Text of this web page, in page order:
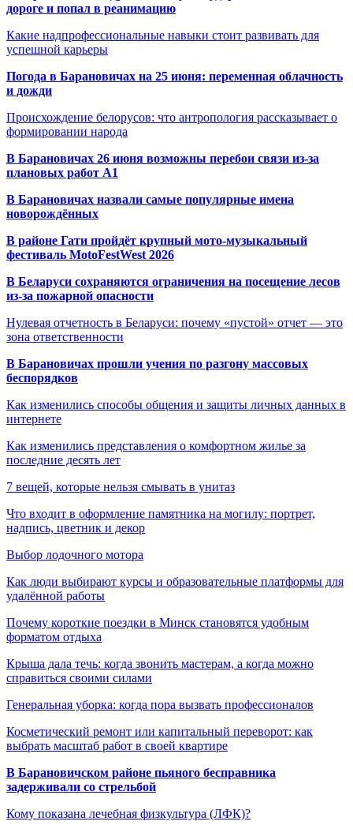
дороге и попал в реанимацию
Какие надпрофессиональные навыки стоит развивать для
успешной карьеры
Погода в Барановичах на 25 июня: переменная облачность
и дожди
Происхождение белорусов: что антропология рассказывает о
формировании народа
В Барановичах 26 июня возможны перебои связи из-за
плановых работ A1
В Барановичах назвали самые популярные имена
новорождённых
В районе Гати пройдёт крупный мото-музыкальный
фестиваль MotoFestWest 2026
В Беларуси сохраняются ограничения на посещение лесов
из-за пожарной опасности
Нулевая отчетность в Беларуси: почему «пустой» отчет — это
зона ответственности
В Барановичах прошли учения по разгону массовых
беспорядков
Как изменились способы общения и защиты личных данных в
интернете
Как изменились представления о комфортном жилье за
последние десять лет
7 вещей, которые нельзя смывать в унитаз
Что входит в оформление памятника на могилу: портрет,
надпись, цветник и декор
Выбор лодочного мотора
Как люди выбирают курсы и образовательные платформы для
удалённой работы
Почему короткие поездки в Минск становятся удобным
форматом отдыха
Крыша дала течь: когда звонить мастерам, а когда можно
справиться своими силами
Генеральная уборка: когда пора вызвать профессионалов
Косметический ремонт или капитальный переворот: как
выбрать масштаб работ в своей квартире
В Барановичском районе пьяного бесправника
задерживали со стрельбой
Кому показана лечебная физкультура (ЛФК)?